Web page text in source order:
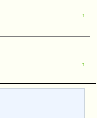
↑
↑